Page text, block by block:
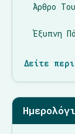
Άρθρο
Έξυπνη
Δείτε